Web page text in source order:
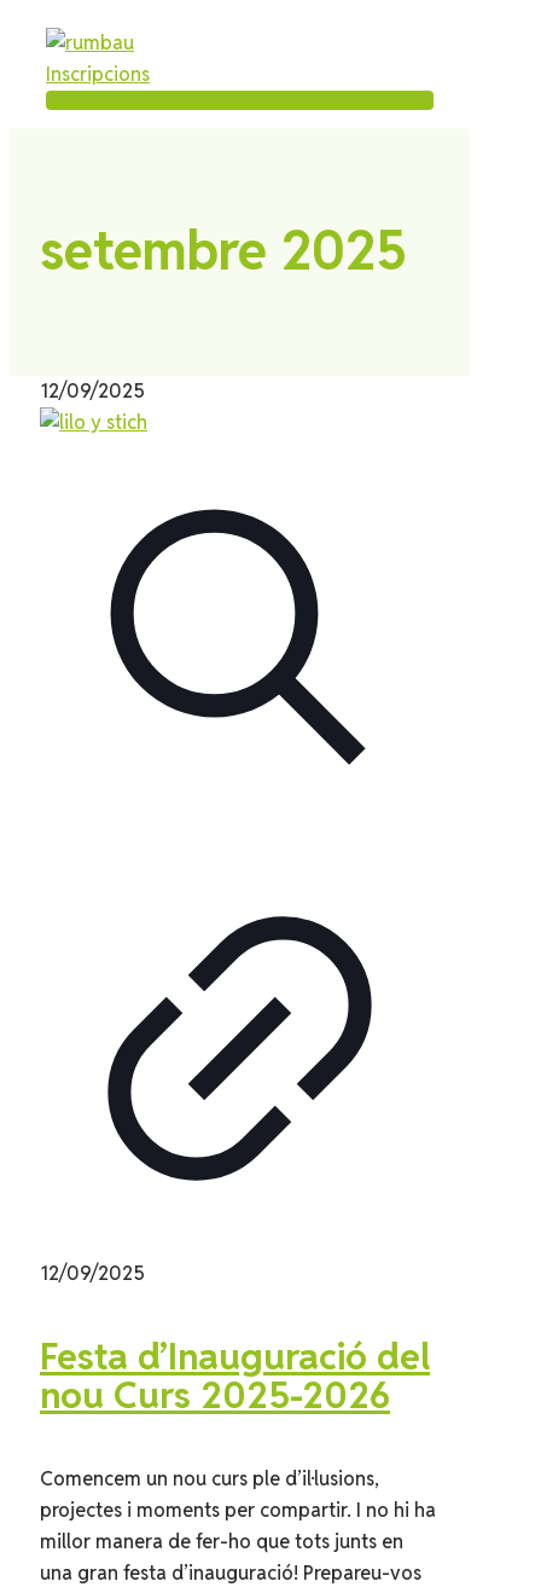
Inscripcions
setembre 2025
12/09/2025
12/09/2025
Festa d’Inauguració del
nou Curs 2025-2026
Comencem un nou curs ple d’il·lusions,
projectes i moments per compartir. I no hi ha
millor manera de fer-ho que tots junts en
una gran festa d’inauguració! Prepareu-vos